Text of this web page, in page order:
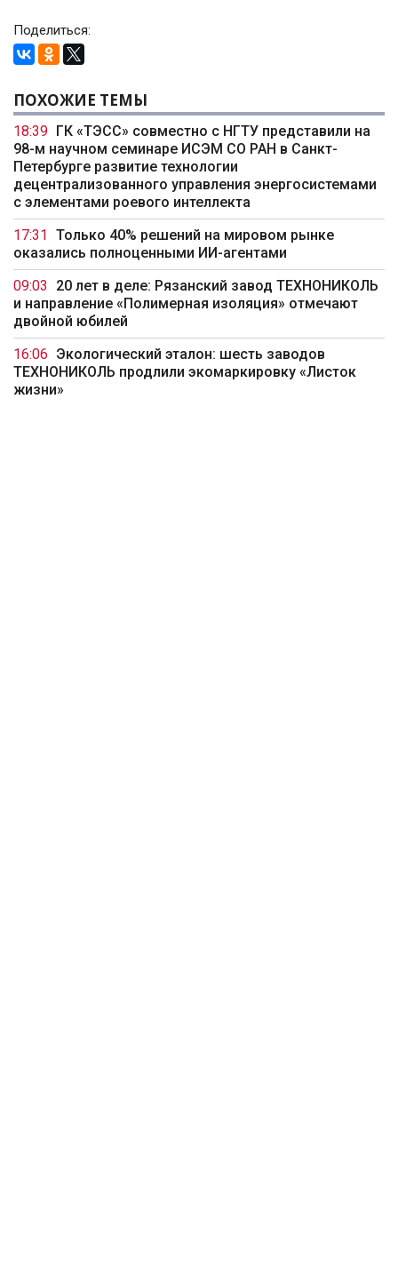
Поделиться:
ПОХОЖИЕ ТЕМЫ
18:39
ГК «ТЭСС» совместно с НГТУ представили на
98-м научном семинаре ИСЭМ СО РАН в Санкт-
Петербурге развитие технологии
децентрализованного управления энергосистемами
с элементами роевого интеллекта
17:31
Только 40% решений на мировом рынке
оказались полноценными ИИ-агентами
09:03
20 лет в деле: Рязанский завод ТЕХНОНИКОЛЬ
и направление «Полимерная изоляция» отмечают
двойной юбилей
16:06 Экологический эталон: шесть заводов
ТЕХНОНИКОЛЬ продлили экомаркировку «Листок
жизни»